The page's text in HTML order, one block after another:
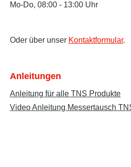
Mo-Do, 08:00 - 13:00 Uhr
Oder über unser Kontaktformular.
Anleitungen
Anleitung für alle TNS Produkte
Video Anleitung Messertausch